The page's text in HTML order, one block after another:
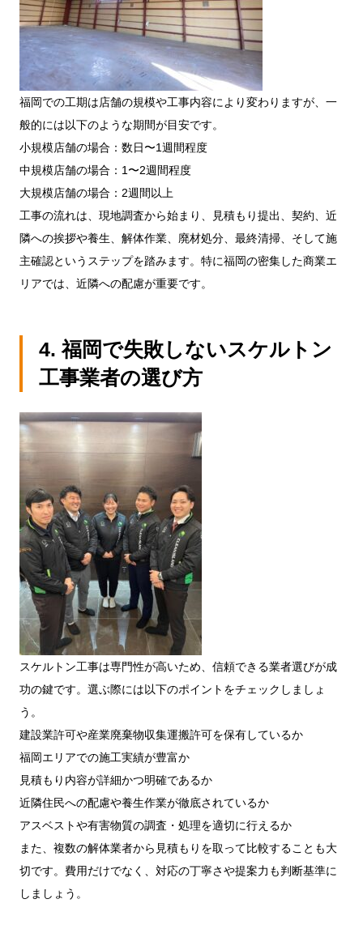
福岡での工期は店舗の規模や工事内容により変わりますが、一
般的には以下のような期間が目安です。
小規模店舗の場合：数日〜1週間程度
中規模店舗の場合：1〜2週間程度
大規模店舗の場合：2週間以上
工事の流れは、現地調査から始まり、見積もり提出、契約、近
隣への挨拶や養生、解体作業、廃材処分、最終清掃、そして施
主確認というステップを踏みます。特に福岡の密集した商業エ
リアでは、近隣への配慮が重要です。
4. 福岡で失敗しないスケルトン
工事業者の選び方
スケルトン工事は専門性が高いため、信頼できる業者選びが成
功の鍵です。選ぶ際には以下のポイントをチェックしましょ
う。
建設業許可や産業廃棄物収集運搬許可を保有しているか
福岡エリアでの施工実績が豊富か
見積もり内容が詳細かつ明確であるか
近隣住民への配慮や養生作業が徹底されているか
アスベストや有害物質の調査・処理を適切に行えるか
また、複数の解体業者から見積もりを取って比較することも大
切です。費用だけでなく、対応の丁寧さや提案力も判断基準に
しましょう。